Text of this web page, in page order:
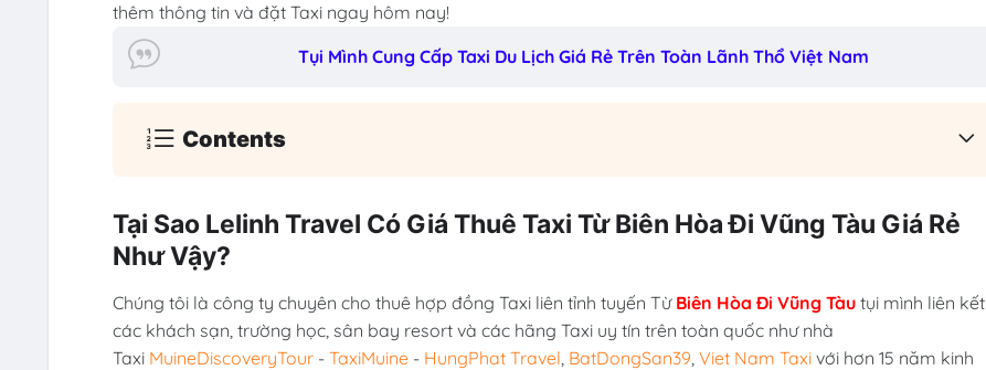
thêm thông tin và đặt Taxi ngay hôm nay!
Tụi Mình Cung Cấp Taxi Du Lịch Giá Rẻ Trên Toàn Lãnh Thổ Việt Nam
Contents
Tại Sao Lelinh Travel Có Giá Thuê Taxi Từ Biên Hòa Đi Vũng Tàu Giá Rẻ
Như Vậy?
Chúng tôi là công ty chuyên cho thuê hợp đồng Taxi liên tỉnh tuyến Từ Biên Hòa Đi Vũng Tàutụi mình liên kết
các khách sạn, trường học, sân bay resort và các hãng Taxi uy tín trên toàn quốc như nhà
Taxi MuineDiscoveryTour- TaxiMuine - HungPhat Travel BatDongSan39 Viet Nam Taxivới hơn 15 năm kinh